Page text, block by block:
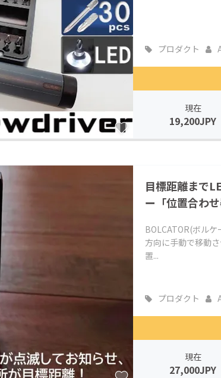
プロダクト
現在
19,200JPY
目標距離まで
ー「位置合わせ
BOLCATOR(ボル
方向に手動で移動
置...
プロダクト
現在
27,000JPY